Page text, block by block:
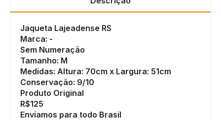
Jaqueta Lajeadense RS
Marca: -
Sem Numeração
Tamanho: M
Medidas: Altura: 70cm x Largura: 51cm
Conservação: 9/10
Produto Original
R$125
Enviamos para todo Brasil